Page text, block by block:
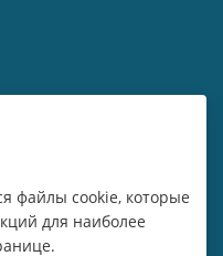
файлы cookie, которые
для наиболее